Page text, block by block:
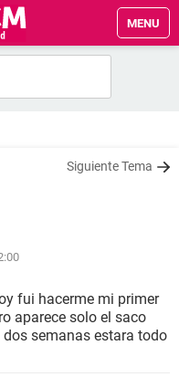
MENU
Siguiente Tema
fui hacerme mi primer
aparece solo el saco
semanas estara todo